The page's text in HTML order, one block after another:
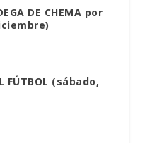
DE CHEMA por
(sábado,